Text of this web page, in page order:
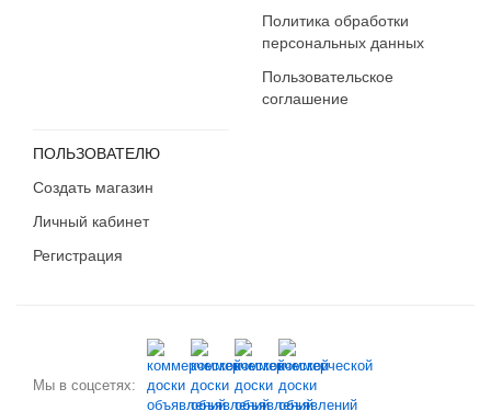
Политика обработки
персональных данных
Пользовательское
соглашение
ПОЛЬЗОВАТЕЛЮ
Создать магазин
Личный кабинет
Регистрация
Мы в соцсетях: